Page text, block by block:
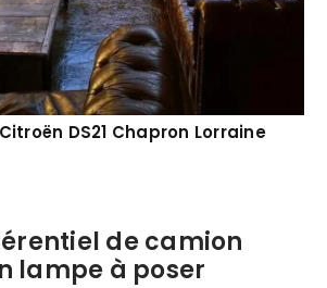
DS21 Chapron Lorraine
de camion
lampe à poser